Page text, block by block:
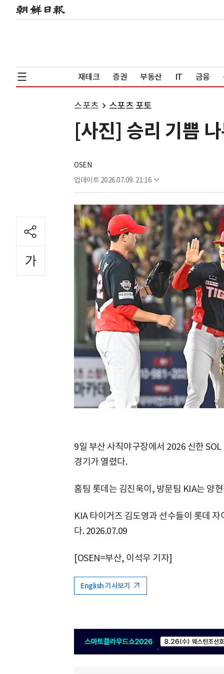
재테크 증권 부동산 IT 금융
스포츠 스포츠 포토
[사진] 승리 기쁨
OSEN
업데이트 2026.07.09. 21:16
9일 부산 사직야구장에서 2026 신한
경기가 열렸다.
홈팀 롯데는 김진욱이, 방문팀 KIA는 양
KIA 타이거즈 김도영과 선수들이 롯데
다. 2026.07.09
[OSEN=부산, 이석우 기자]
English 기사보기